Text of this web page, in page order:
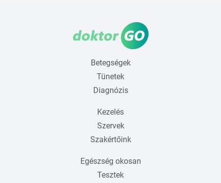
Betegségek
Tünetek
Diagnózis
Kezelés
Szervek
Szakértőink
Egészség okosan
Tesztek